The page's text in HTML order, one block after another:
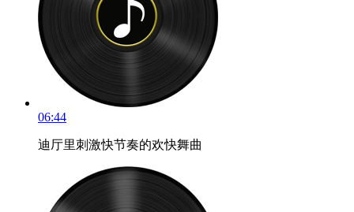
06:44
迪厅里刺激快节奏的欢快舞曲